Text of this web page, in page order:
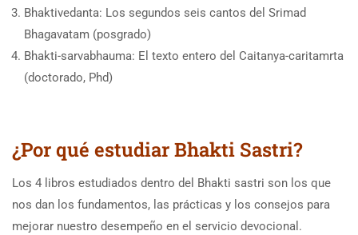
Bhaktivedanta: Los segundos seis cantos del Srimad
Bhagavatam (posgrado)
Bhakti-sarvabhauma: El texto entero del Caitanya-caritamrta
(doctorado, Phd)
¿Por qué estudiar Bhakti Sastri?
Los 4 libros estudiados dentro del Bhakti sastri son los que
nos dan los fundamentos, las prácticas y los consejos para
mejorar nuestro desempeño en el servicio devocional.